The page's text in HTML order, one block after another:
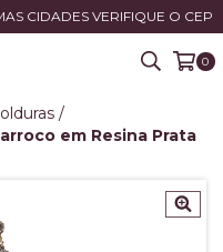
CIDADES VERIFIQUE O CEP
0
/
em Resina Prata